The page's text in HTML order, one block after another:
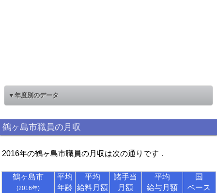
▼年度別のデータ
鶴ヶ島市職員の月収
2016年の鶴ヶ島市職員の月収は次の通りです．
鶴ヶ島市
(2016年)
平均
年齢
平均
給料月額
諸手当
月額
平均
給与月額
国
ベース